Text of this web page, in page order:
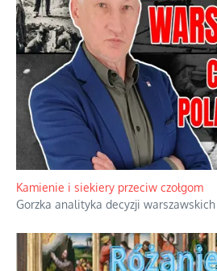
Familijny spór o biskupie sakry
Rodzinna polemika wokół sakr w Écône.